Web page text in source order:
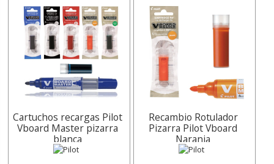
Cartuchos recargas Pilot
Vboard Master pizarra
blanca
Recambio Rotulador
Pizarra Pilot Vboard
Naranja